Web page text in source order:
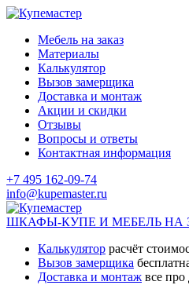
Мебель на заказ
Материалы
Калькулятор
Вызов замерщика
Доставка и монтаж
Акции и скидки
Отзывы
Вопросы и ответы
Контактная информация
+7 495 162-09-74
info@kupemaster.ru
ШКАФЫ-КУПЕ И МЕБЕЛЬ НА
Калькулятор расчёт
Вызов замерщика
Доставка и монтаж все про